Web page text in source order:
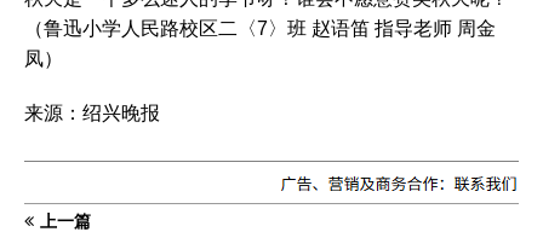
（鲁迅小学人民路校区二〈7〉班 赵语笛 指导老师 周金
凤）
来源：绍兴晚报
上一篇